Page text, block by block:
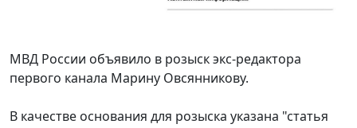
МВД России объявило в розыск экс-редактора
первого канала Марину Овсянникову.
В качестве основания для розыска указана "статья